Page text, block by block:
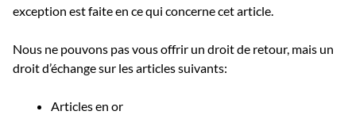
exception est faite en ce qui concerne cet article.
Nous ne pouvons pas vous offrir un droit de retour, mais un
droit d’échange sur les articles suivants:
Articles en or